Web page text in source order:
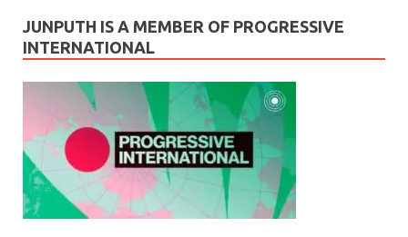
JUNPUTH IS A MEMBER OF PROGRESSIVE
INTERNATIONAL